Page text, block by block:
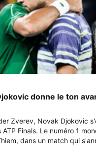
donne le ton
Zverev, Novak Djokovic
Finals. Le numéro 1
dans un match qui